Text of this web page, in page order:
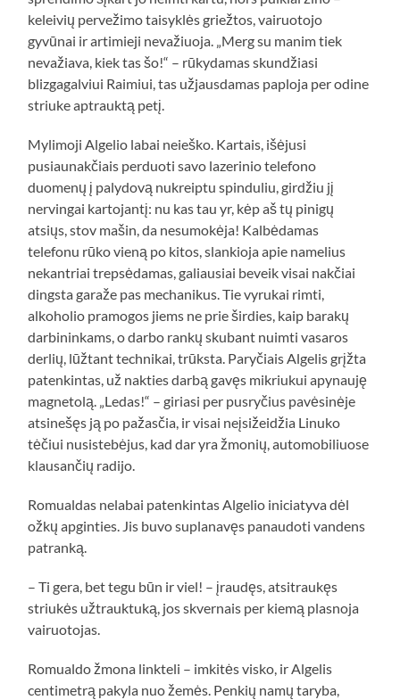
keleivių pervežimo taisyklės griežtos, vairuotojo
gyvūnai ir artimieji nevažiuoja. „Merg su manim tiek
nevažiava, kiek tas šo!“ – rūkydamas skundžiasi
blizgagalviui Raimiui, tas užjausdamas paploja per odine
striuke aptrauktą petį.
Mylimoji Algelio labai neieško. Kartais, išėjusi
pusiaunakčiais perduoti savo lazerinio telefono
duomenų į palydovą nukreiptu spinduliu, girdžiu jį
nervingai kartojantį: nu kas tau yr, kėp aš tų pinigų
atsiųs, stov mašin, da nesumokėja! Kalbėdamas
telefonu rūko vieną po kitos, slankioja apie namelius
nekantriai trepsėdamas, galiausiai beveik visai nakčiai
dingsta garaže pas mechanikus. Tie vyrukai rimti,
alkoholio pramogos jiems ne prie širdies, kaip barakų
darbininkams, o darbo rankų skubant nuimti vasaros
derlių, lūžtant technikai, trūksta. Paryčiais Algelis grįžta
patenkintas, už nakties darbą gavęs mikriukui apynauję
magnetolą. „Ledas!“ – giriasi per pusryčius pavėsinėje
atsinešęs ją po pažasčia, ir visai neįsižeidžia Linuko
tėčiui nusistebėjus, kad dar yra žmonių, automobiliuose
klausančių radijo.
Romualdas nelabai patenkintas Algelio iniciatyva dėl
ožkų apginties. Jis buvo suplanavęs panaudoti vandens
patranką.
– Ti gera, bet tegu būn ir viel! – įraudęs, atsitraukęs
striukės užtrauktuką, jos skvernais per kiemą plasnoja
vairuotojas.
Romualdo žmona linkteli – imkitės visko, ir Algelis
centimetrą pakyla nuo žemės. Penkių namų taryba,